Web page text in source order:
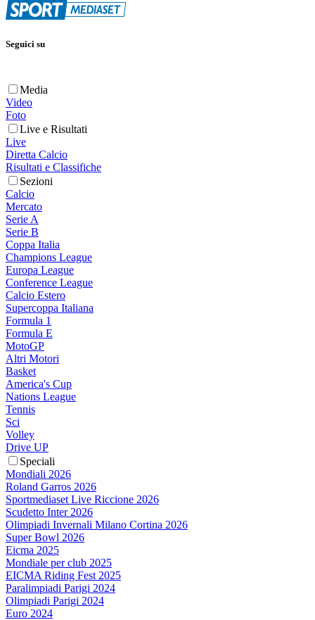
Seguici su
Media
Video
Foto
Live e Risultati
Live
Diretta Calcio
Risultati e Classifiche
Sezioni
Calcio
Mercato
Serie A
Serie B
Coppa Italia
Champions League
Europa League
Conference League
Calcio Estero
Supercoppa Italiana
Formula 1
Formula E
MotoGP
Altri Motori
Basket
America's Cup
Nations League
Tennis
Sci
Volley
Drive UP
Speciali
Mondiali 2026
Roland Garros 2026
Sportmediaset Live Riccione 2026
Scudetto Inter 2026
Olimpiadi Invernali Milano Cortina 2026
Super Bowl 2026
Eicma 2025
Mondiale per club 2025
EICMA Riding Fest 2025
Paralimpiadi Parigi 2024
Olimpiadi Parigi 2024
Euro 2024